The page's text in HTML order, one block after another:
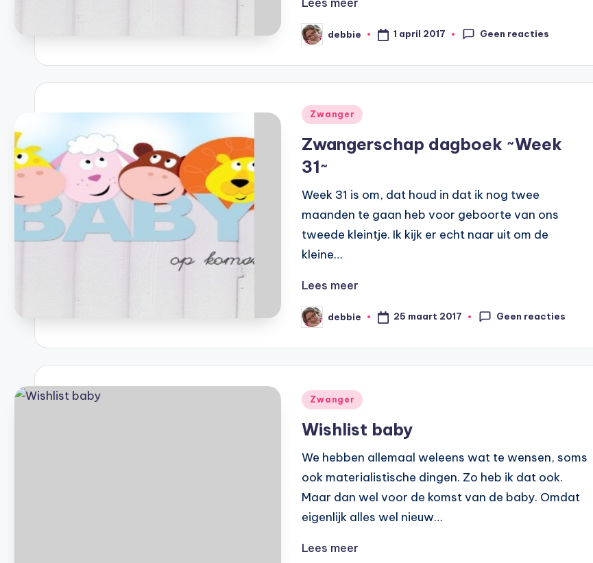
Lees meer
Geplaatst
door
debbie 1 april 2017 Geen reacties
Geplaatst
Zwanger
Zwangerschap dagboek ~Week
31~
Week 31 is om, dat houd in dat ik nog twee
maanden te gaan heb voor geboorte van ons
tweede kleintje. Ik kijk er echt naar uit om de
kleine…
Lees meer
Geplaatst
door
debbie 25 maart 2017 Geen reacties
Geplaatst
Zwanger
Wishlist baby
We hebben allemaal weleens wat te wensen, soms
ook materialistische dingen. Zo heb ik dat ook.
Maar dan wel voor de komst van de baby. Omdat
eigenlijk alles wel nieuw…
Lees meer